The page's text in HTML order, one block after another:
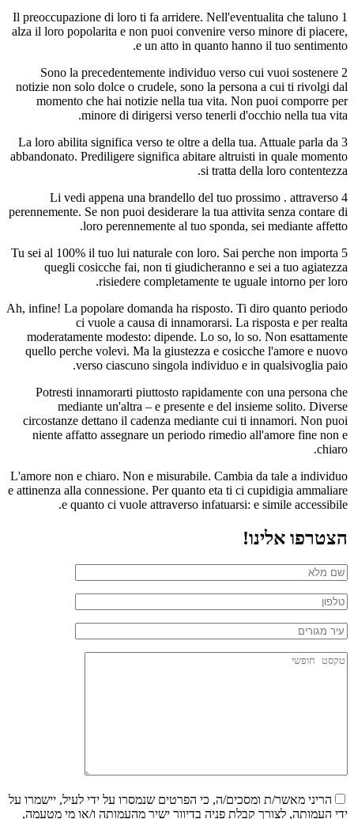
1 Il preoccupazione di loro ti fa arridere. Nell'eventualita che taluno
alza il loro popolarita e non puoi convenire verso minore di piacere,
e un atto in quanto hanno il tuo sentimento.
2 Sono la precedentemente individuo verso cui vuoi sostenere
notizie non solo dolce o crudele, sono la persona a cui ti rivolgi dal
momento che hai notizie nella tua vita. Non puoi comporre per
minore di dirigersi verso tenerli d'occhio nella tua vita.
3 La loro abilita significa verso te oltre a della tua. Attuale parla da
abbandonato. Prediligere significa abitare altruisti in quale momento
si tratta della loro contentezza.
4 Li vedi appena una brandello del tuo prossimo . attraverso
perennemente. Se non puoi desiderare la tua attivita senza contare di
loro perennemente al tuo sponda, sei mediante affetto.
5 Tu sei al 100% il tuo lui naturale con loro. Sai perche non importa
quegli cosicche fai, non ti giudicheranno e sei a tuo agiatezza
risiedere completamente te uguale intorno per loro.
Ah, infine! La popolare domanda ha risposto. Ti diro quanto periodo
ci vuole a causa di innamorarsi. La risposta e per realta
moderatamente modesto: dipende. Lo so, lo so. Non esattamente
quello perche volevi. Ma la giustezza e cosicche l'amore e nuovo
verso ciascuno singola individuo e in qualsivoglia paio.
Potresti innamorarti piuttosto rapidamente con una persona che
mediante un'altra – e presente e del insieme solito. Diverse
circostanze dettano il cadenza mediante cui ti innamori. Non puoi
niente affatto assegnare un periodo rimedio all'amore fine non e
chiaro.
L'amore non e chiaro. Non e misurabile. Cambia da tale a individuo
e attinenza alla connessione. Per quanto eta ti ci cupidigia ammaliare
e quanto ci vuole attraverso infatuarsi: e simile accessibile.
הצטרפו אלינו!
הריני מאשר/ת ומסכים/ה, כי הפרטים שנמסרו על ידי לעיל, יישמרו על
ידי העמותה, לצורך קבלת פניה בדיוור ישיר מהעמותה ו/או מי מטעמה,